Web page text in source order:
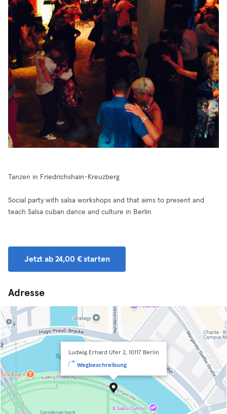
Tanzen in Friedrichshain-Kreuzberg
Social party with salsa workshops and that aims to present and
teach Salsa cuban dance and culture in Berlin
Jetzt ab 24,00 € starten
Adresse
Ludwig Erhard Ufer 2, 10117 Berlin
Wegbeschreibung